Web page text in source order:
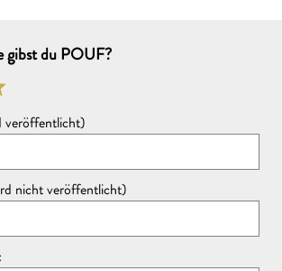
reCAPTCHA geschützt und es gelten die
undNutzungsbedingungen.
gibst du POUF?
veröffentlicht)
nicht veröffentlicht)